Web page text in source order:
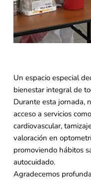
Un espacio especial
bienestar integral de
Durante esta jornada,
acceso a servicios
cardiovascular,
valoración en
promoviendo hábitos
autocuidado.
Agradecemos